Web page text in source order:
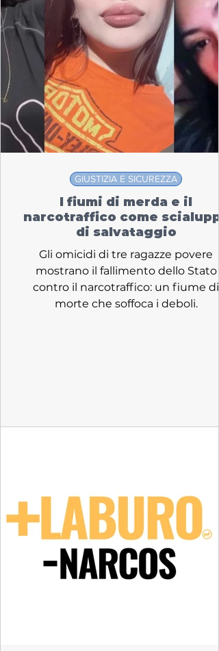
I fiumi di merda e il
narcotraffico come
di salvataggio
Gli omicidi di tre ragazze povere
mostrano il fallimento dello Stato
contro il narcotraffico: un fiume di
morte che soffoca i deboli.
GIUSTIZIA E SICUREZZA